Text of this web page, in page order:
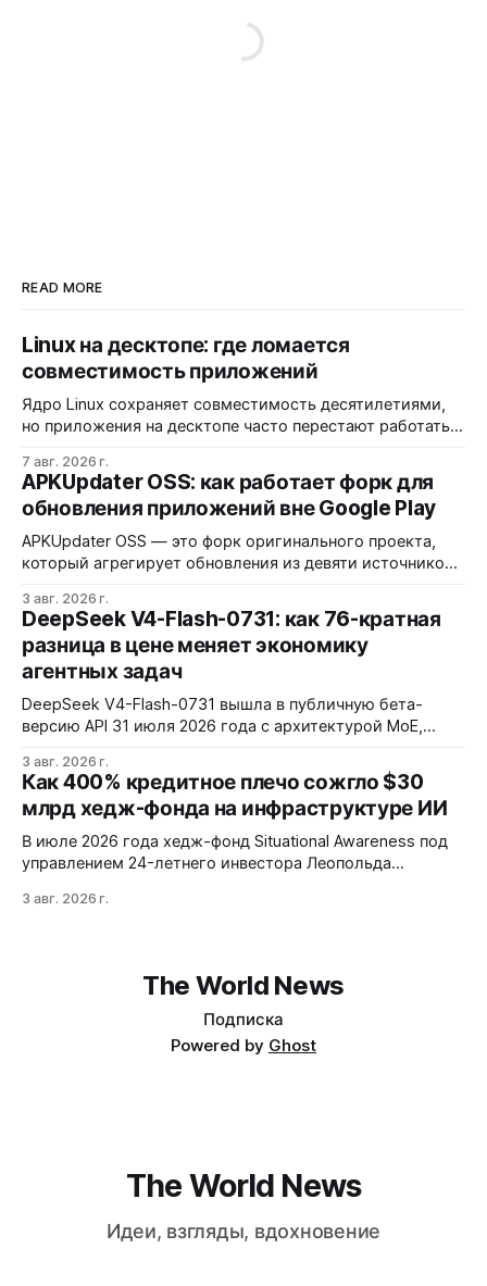
READ MORE
Linux на десктопе: где ломается
совместимость приложений
Ядро Linux сохраняет совместимость десятилетиями,
но приложения на десктопе часто перестают работать
Разработчики обвиняют GNOME и дистрибутивы в
создании искусственных барьеров, а пользователи
платят за это нестабильностью.
7 авг. 2026 г.
APKUpdater OSS: как работает форк для
обновления приложений вне Google Play
APKUpdater OSS — это форк оригинального проекта,
который агрегирует обновления из девяти источников,
установку через Session Installer, Root или Shizuku, но
требует ручной проверки безопасности APK и зависит
от качества метаданных в источниках.
3 авг. 2026 г.
DeepSeek V4-Flash-0731: как 76-кратная
разница в цене меняет экономику
агентных задач
DeepSeek V4-Flash-0731 вышла в публичную бета-
версию API 31 июля 2026 года с архитектурой MoE,
1M токенов. При типичной агентной нагрузке модель
обходится в $0,0096 за запуск против $0,7324 у Claude
Opus 4.8, но уступает в задачах с vision и comp…
3 авг. 2026 г.
Как 400% кредитное плечо сожгло $30
млрд хедж-фонда на инфраструктуре ИИ
В июле 2026 года хедж-фонд Situational Awareness под
управлением 24-летнего инвестора Леопольда
потеряв $30 млрд за месяц. Причина — маржин-коллы
3 авг. 2026 г.
The World News
Подписка
Powered by Ghost
The World News
Идеи, взгляды, вдохновение